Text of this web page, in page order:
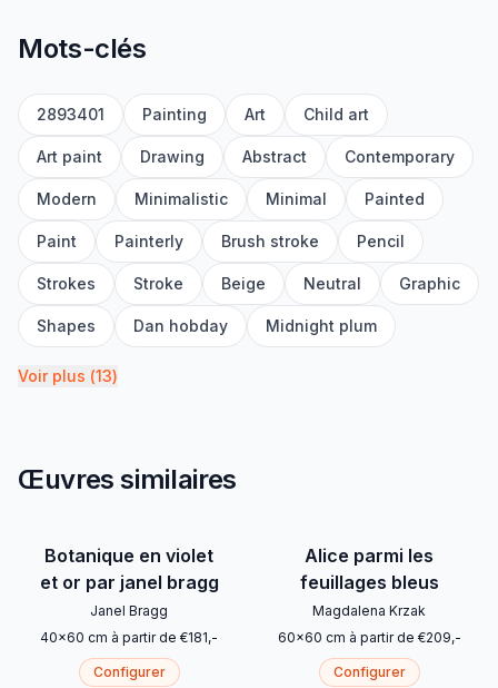
Mots-clés
2893401 Painting Art Child art
Art paint Drawing Abstract Contemporary
Modern Minimalistic Minimal Painted
Paint Painterly Brush stroke Pencil
Strokes Stroke Beige Neutral Graphic
Shapes Dan hobday Midnight plum
Voir plus (13)
Œuvres similaires
Botanique en violet
et or par janel bragg
Janel Bragg
40x60 cm à partir de €181,-
Configurer
Alice parmi les
feuillages bleus
Magdalena Krzak
60x60 cm à partir de €209,-
Configurer